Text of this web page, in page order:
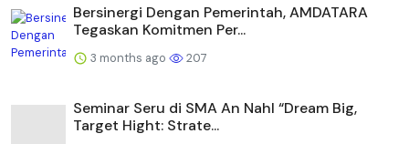
Bersinergi Dengan Pemerintah, AMDATARA
Tegaskan Komitmen Per...
3 months ago 207
Seminar Seru di SMA An Nahl “Dream Big,
Target Hight: Strate...